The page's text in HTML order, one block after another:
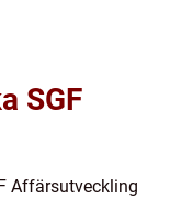
SGF
Affärsutveckling